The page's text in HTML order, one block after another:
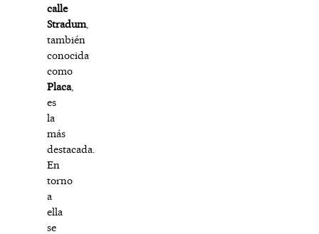
calle
Stradum,
también
conocida
como
Placa,
es
la
más
destacada.
En
torno
a
ella
se